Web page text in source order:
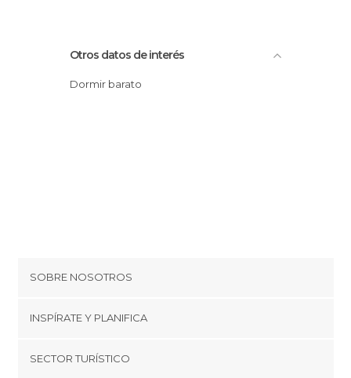
Otros datos de interés
Dormir barato
SOBRE NOSOTROS
Cookies
Términos y condiciones
INSPÍRATE Y PLANIFICA
SECTOR TURÍSTICO